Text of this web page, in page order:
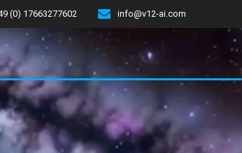
(0) 17663277602 info@v12-ai.com